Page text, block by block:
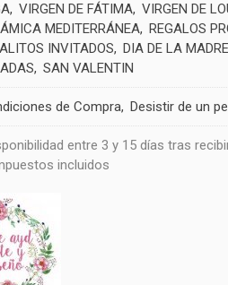
VIRGEN DE FÁTIMA VIRGEN DE
MEDITERRÁNEA REGALOS
INVITADOS DIA DE LA MADRE
SAN VALENTIN
de Compra Desistir de un
entre 3 y 15 días tras
incluidos